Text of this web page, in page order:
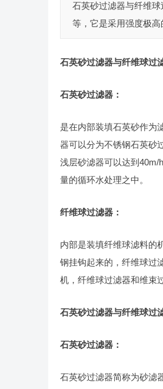
石英砂过滤器与纤维
等，它是采用强度极
石英砂过滤器与纤维球过
石英砂过滤器：
是在内部装填石英砂作为
器可以分为不锈钢石英砂
浅层砂滤器可以达到40m/
量的循环水处理之中。
纤维球过滤器：
内部是装填纤维球滤料的
钢挂钩起来的，纤维球过
机，纤维球过滤器和维束
石英砂过滤器与纤维球过
石英砂过滤器：
石英砂过滤器简称为砂滤